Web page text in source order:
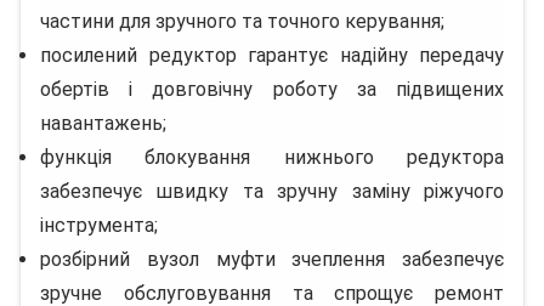
частини для зручного та точного керування;
посилений редуктор гарантує надійну передачу
обертів і довговічну роботу за підвищених
навантажень;
функція блокування нижнього редуктора
забезпечує швидку та зручну заміну ріжучого
інструмента;
розбірний вузол муфти зчеплення забезпечує
зручне обслуговування та спрощує ремонт